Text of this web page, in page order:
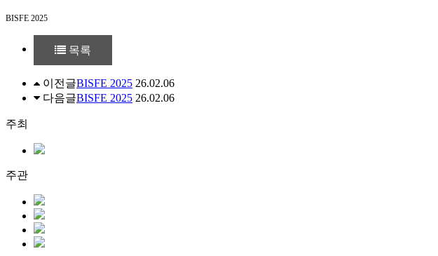
BISFE 2025
목록
이전글BISFE 2025 26.02.06
다음글BISFE 2025 26.02.06
주최
주관